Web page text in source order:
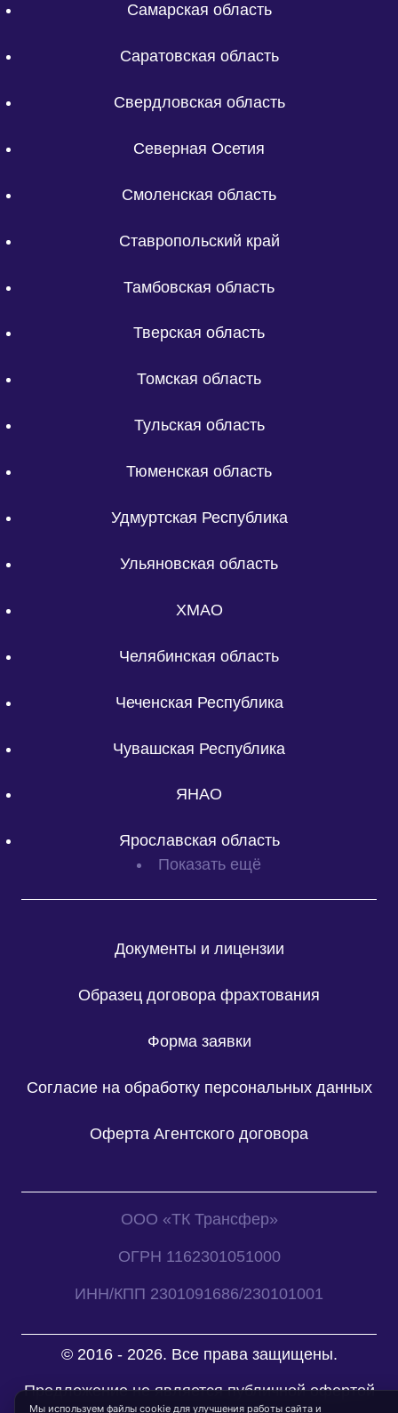
Мы используем файлы cookie для улучшения работы сайта и
Самарская область
Саратовская область
Свердловская область
Северная Осетия
Смоленская область
Ставропольский край
Тамбовская область
Тверская область
Томская область
Тульская область
Тюменская область
Удмуртская Республика
Ульяновская область
ХМАО
Челябинская область
Чеченская Республика
Чувашская Республика
ЯНАО
Ярославская область
Показать ещё
Документы и лицензии
Образец договора фрахтования
Форма заявки
Согласие на обработку персональных данных
Оферта Агентского договора
ООО «ТК Трансфер»
ОГРН 1162301051000
ИНН/КПП 2301091686/230101001
© 2016 - 2026. Все права защищены.
Предложение не является публичной офертой